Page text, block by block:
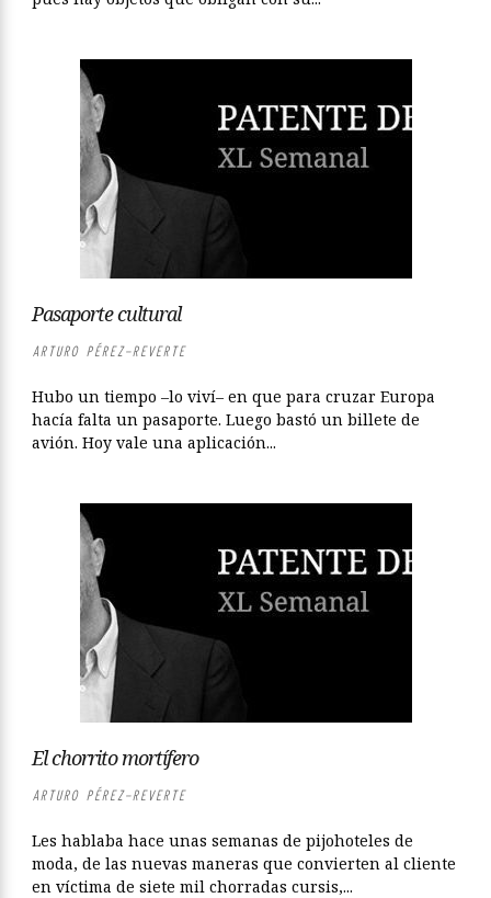
Pasaporte cultural
ARTURO PÉREZ-REVERTE
Hubo un tiempo –lo viví– en que para cruzar Europa
hacía falta un pasaporte. Luego bastó un billete de
avión. Hoy vale una aplicación...
El chorrito mortífero
ARTURO PÉREZ-REVERTE
Les hablaba hace unas semanas de pijohoteles de
moda, de las nuevas maneras que convierten al cliente
en víctima de siete mil chorradas cursis,...